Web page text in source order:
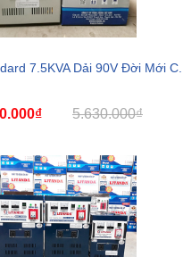
7.5KVA Dải 90V Đời Mới C...
5.630.000₫